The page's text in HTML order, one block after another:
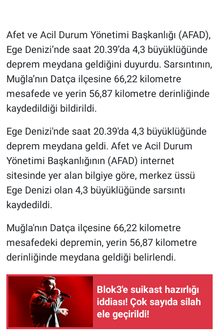
Afet ve Acil Durum Yönetimi Başkanlığı (AFAD),
Ege Denizi’nde saat 20.39’da 4,3 büyüklüğünde
deprem meydana geldiğini duyurdu. Sarsıntının,
Muğla’nın Datça ilçesine 66,22 kilometre
mesafede ve yerin 56,87 kilometre derinliğinde
kaydedildiği bildirildi.
Ege Denizi'nde saat 20.39'da 4,3 büyüklüğünde
deprem meydana geldi. Afet ve Acil Durum
Yönetimi Başkanlığının (AFAD) internet
sitesinde yer alan bilgiye göre, merkez üssü
Ege Denizi olan 4,3 büyüklüğünde sarsıntı
kaydedildi.
Muğla'nın Datça ilçesine 66,22 kilometre
mesafedeki depremin, yerin 56,87 kilometre
derinliğinde meydana geldiği belirlendi.
Blok3'e suikast hazırlığı
iddiası! Çok sayıda silah
ele geçirildi!
Gündem Özel
Günün görüntüsü
Haber
Kimdir
Koronavirüs
Kültür Sanat
Nedir
Programlar
Sağlık